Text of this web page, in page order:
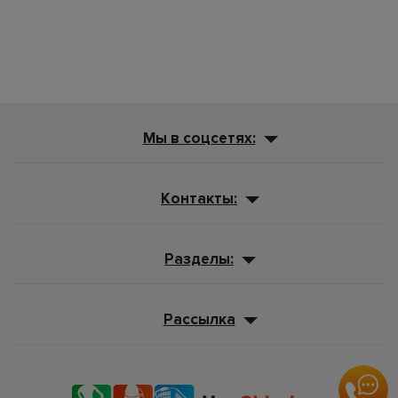
Мы в соцсетях:
Контакты:
Разделы:
Рассылка